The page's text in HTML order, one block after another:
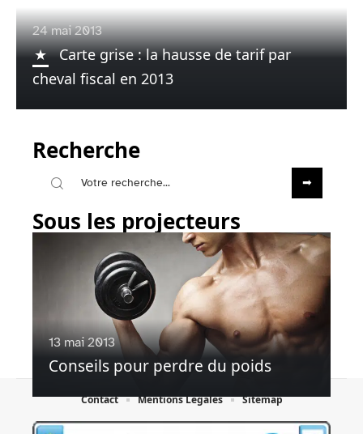
24 mai 2013
Carte grise : la hausse de tarif par
cheval fiscal en 2013
Recherche
Sous les projecteurs
13 mai 2013
Conseils pour perdre du poids
© 2025 | startupcafe.ch
Contact Mentions Légales Sitemap